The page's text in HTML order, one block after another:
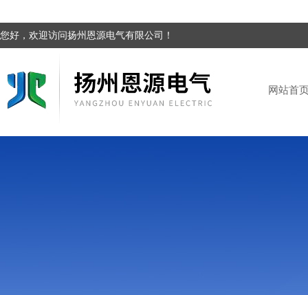
您好，欢迎访问扬州恩源电气有限公司！
网站首